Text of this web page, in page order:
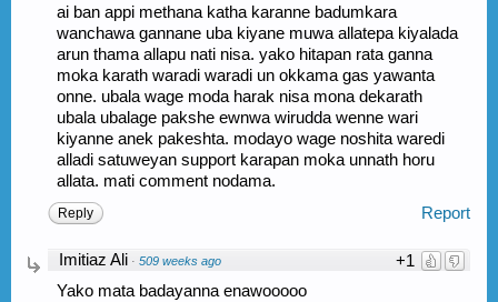
ai ban appi methana katha karanne badumkara
wanchawa gannane uba kiyane muwa allatepa kiyalada
arun thama allapu nati nisa. yako hitapan rata ganna
moka karath waradi waradi un okkama gas yawanta
onne. ubala wage moda harak nisa mona dekarath
ubala ubalage pakshe ewnwa wirudda wenne wari
kiyanne anek pakeshta. modayo wage noshita waredi
alladi satuweyan support karapan moka unnath horu
allata. mati comment nodama.
Report
Reply
+1
Imitiaz Ali · 509 weeks ago
Yako mata badayanna enawooooo